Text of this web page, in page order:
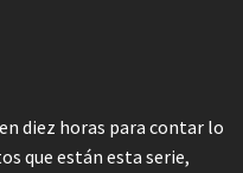
diez horas para contar lo
que están esta serie,